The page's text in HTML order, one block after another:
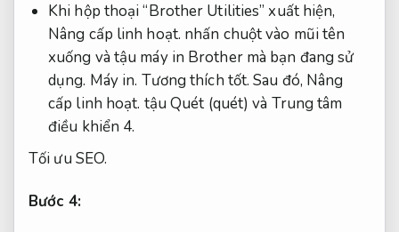
Khi hộp thoại “Brother Utilities” xuất hiện,
Nâng cấp linh hoạt. nhấn chuột vào mũi tên
xuống và tậu máy in Brother mà bạn đang sử
dụng. Máy in. Tương thích tốt. Sau đó, Nâng
cấp linh hoạt. tậu Quét (quét) và Trung tâm
điều khiển 4.
Tối ưu SEO.
Bước 4: